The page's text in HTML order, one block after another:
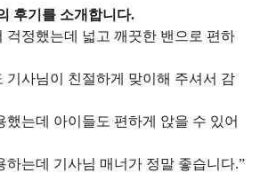
후기를 소개합니다.
걱정했는데 넓고 깨끗한 밴으로 편하
기사님이 친절하게 맞이해 주셔서 감
했는데 아이들도 편하게 앉을 수 있어
하는데 기사님 매너가 정말 좋습니다.”